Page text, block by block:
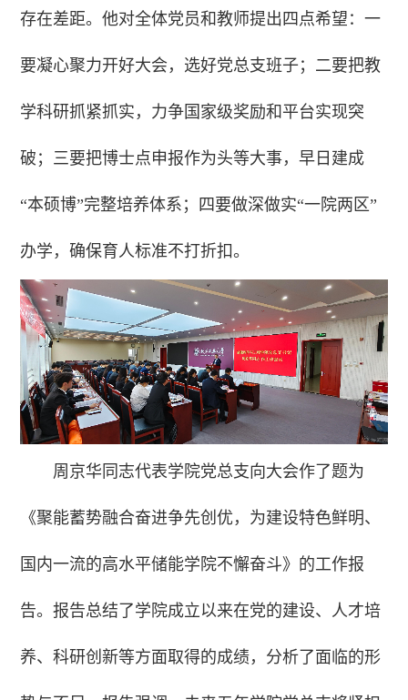
存在差距。他对全体党员和教师提出四点希望：一
要凝心聚力开好大会，选好党总支班子；二要把教
学科研抓紧抓实，力争国家级奖励和平台实现突
破；三要把博士点申报作为头等大事，早日建成
“本硕博”完整培养体系；四要做深做实“一院两区”
办学，确保育人标准不打折扣。
周京华同志代表学院党总支向大会作了题为
《聚能蓄势融合奋进争先创优，为建设特色鲜明、
国内一流的高水平储能学院不懈奋斗》的工作报
告。报告总结了学院成立以来在党的建设、人才培
养、科研创新等方面取得的成绩，分析了面临的形